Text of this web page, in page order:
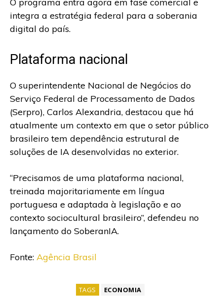
integra a estratégia federal para a soberania
digital do país.
Plataforma nacional
O superintendente Nacional de Negócios do
Serviço Federal de Processamento de Dados
(Serpro), Carlos Alexandria, destacou que há
atualmente um contexto em que o setor público
brasileiro tem dependência estrutural de
soluções de IA desenvolvidas no exterior.
“Precisamos de uma plataforma nacional,
treinada majoritariamente em língua
portuguesa e adaptada à legislação e ao
contexto sociocultural brasileiro”, defendeu no
lançamento do SoberanIA.
Fonte: Agência Brasil
TAGS ECONOMIA